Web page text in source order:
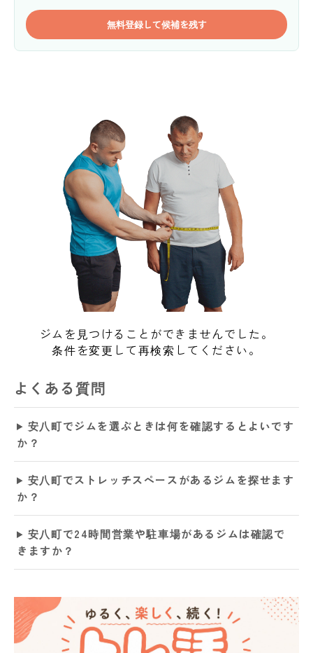
無料登録して候補を残す
ジムを見つけることができませんでした。
条件を変更して再検索してください。
よくある質問
安八町でジムを選ぶときは何を確認するとよいです
か？
安八町でストレッチスペースがあるジムを探せます
か？
安八町で24時間営業や駐車場があるジムは確認で
きますか？